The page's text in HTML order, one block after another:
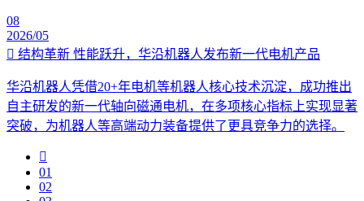
08
2026/05
结构革新 性能跃升，华沿机器人发布新一代电机产品
华沿机器人凭借20+年电机等机器人核心技术沉淀，成功推出
自主研发的新一代轴向磁通电机，在多项核心指标上实现显著
突破，为机器人等高端动力装备提供了更具竞争力的选择。
01
02